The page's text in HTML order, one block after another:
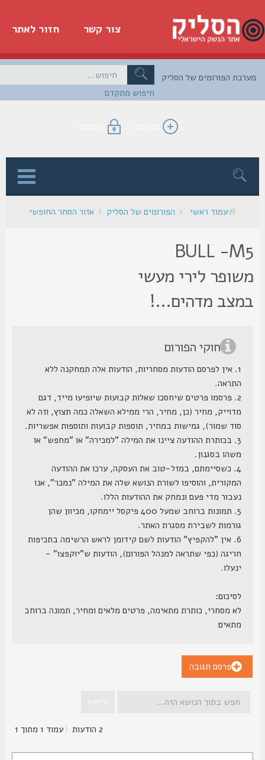
חזור לאתר צור קשר
חיפוש מתקדם
הפורומים של הסליק
הרשמה התחבר
עמוד ראשי הפורומים של הסליק אזור הסחר החופשי
BULL -
לירי מעשי
מדהים...!
חוקי הפורום
1. אין לפרסם הודעות מסחריות, הודעות אלה תמחקנה ללא
התראה.
2. פרסמו פרטים שיחסכו שאלות קבועות שיופיעו מייד, דגם
מדוייק, מחיר (כן, מחיר, הרי ממילא השאלה כמה תצוץ, וזה לא
סוד שמור), גמישות במחיר, תוספות קבועות ותוספות אפשריות.
3. בכותרת ההודעה ציינו את המילה "למכירה" או "מחפש" או
משהו בסגנון.
4. כשסיימתם, במזל-טוב את העסקה, ערכו את ההודעה
המקורית, והוסיפו לשורת הנושא שלה את המילה "נמכר", אנו
נעבור מדי פעם ונמחק את ההודעות הללו.
5. תמונות ברוחב שמעל 400 פיקסל יימחקו, מכיוון שהן
גורמות לשבירת מסגרת האתר.
6. אין "להקפיץ" הודעות לשם קידומן לראש הרשימה בתכיפות
חריגה (כפי שתראה למנהל הפורום), הודעות ש"יוקפצו" -
ינעלו.
לסיכום:
לא מסחרי, כותרת מתאימה, פרטים מלאים ומחיר, תמונה ברוחב
מתאים
פרסם תגובה
|עמוד1מתוך1